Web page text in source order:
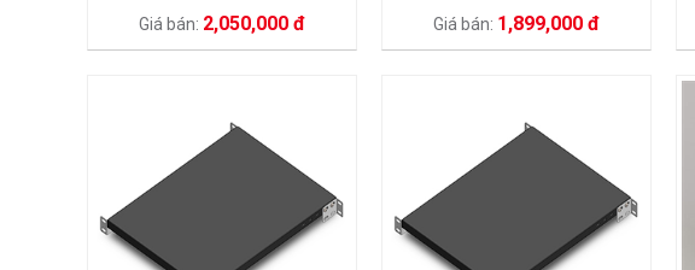
Giá bán: 2,050,000 đ Giá bán: 1,899,000 đ